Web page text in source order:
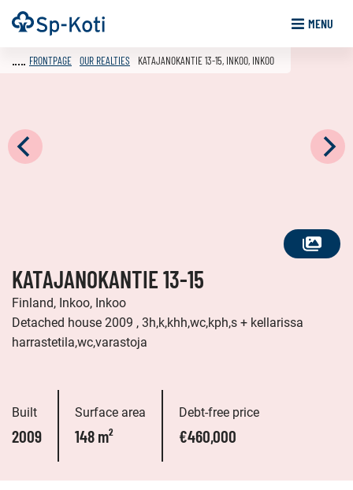
Go
to
Frontpage MENU
SEE
FRONTPAGE OUR REALTIES KATAJANOKANTIE 13-15, INKOO, INKOO
KATAJANOKANTIE 13-15
Finland, Inkoo, Inkoo
Detached house 2009 , 3h,k,khh,wc,kph,s + kellarissa
harrastetila,wc,varastoja
Built
2009
Surface area
148 m²
Debt-free price
€460,000